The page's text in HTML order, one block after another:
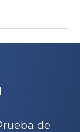
de